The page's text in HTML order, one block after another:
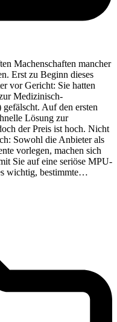
Machenschaften mancher
Erst zu Beginn dieses
vor Gericht: Sie hatten
Medizinisch-
Auf den ersten
Lösung zur
der Preis ist hoch. Nicht
Sowohl die Anbieter als
vorlegen, machen sich
Sie auf eine seriöse MPU-
wichtig, bestimmte…